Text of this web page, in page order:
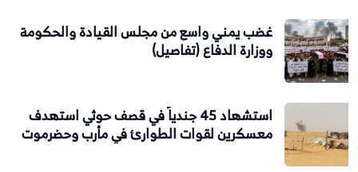
غضب يمني واسع من مجلس القيادة والحكومة
ووزارة الدفاع (تفاصيل)
استشهاد 45 جندياً في قصف حوثي استهدف
معسكرين لقوات الطوارئ في مأرب وحضرموت